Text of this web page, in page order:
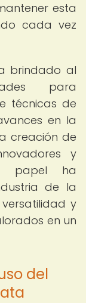
esta
cada vez
brindado al
para
técnicas de
en la
creación de
y
papel ha
de la
y
en un
del